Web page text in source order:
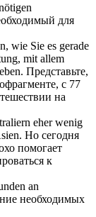
для
wie Sie es gerade
mit allem
Представьте,
c 77
на
eher wenig
Но сегодня
помогает
к
an
необходимых